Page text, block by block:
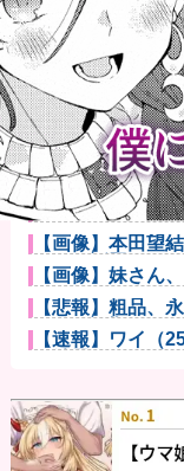
【画像】キング
き続き更に味...
高市内閣の方針
題に、「岩...
【まとめ】ノン
け」と一刀両...
【朗報】日本の
調なおか...
マジでこれだけ
何がある？...
【ウマ娘】俺は
けなんだ…他
客「納車式？い
【画像】本田望
しいと話題に...
【画像】妹さん
ｗｗｗwｗｗ...
【悲報】粗品、
ｗｗ（証拠あ...
【速報】ワイ（